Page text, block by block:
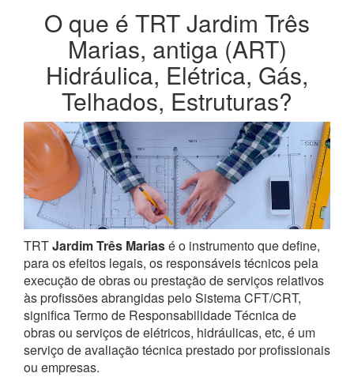
O que é TRT Jardim Três
Marias, antiga (ART)
Hidráulica, Elétrica, Gás,
Telhados, Estruturas?
TRTJardim Três Mariasé o instrumento que define,
para os efeitos legais, os responsáveis técnicos pela
execução de obras ou prestação de serviços relativos
às profissões abrangidas pelo Sistema CFT/CRT,
significa Termo de Responsabilidade Técnica de
obras ou serviços de elétricos, hidráulicas, etc, é um
serviço de avaliação técnica prestado por profissionais
ou empresas.